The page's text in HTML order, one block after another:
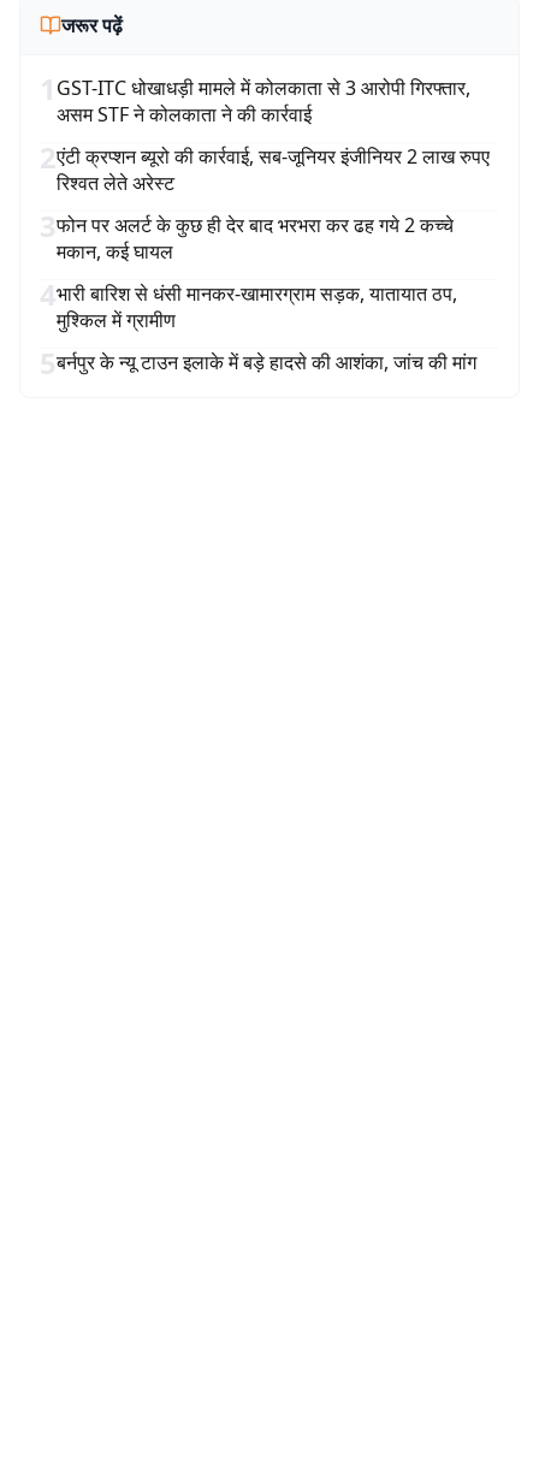
जरूर पढ़ें
1 GST-ITC धोखाधड़ी मामले में कोलकाता से 3 आरोपी गिरफ्तार,
असम STF ने कोलकाता ने की कार्रवाई
2एंटी क्रप्शन ब्यूरो की कार्रवाई, सब-जूनियर इंजीनियर 2 लाख रुपए
रिश्वत लेते अरेस्ट
3फोन पर अलर्ट के कुछ ही देर बाद भरभरा कर ढह गये 2 कच्चे
मकान, कई घायल
4भारी बारिश से धंसी मानकर-खामारग्राम सड़क, यातायात ठप,
मुश्किल में ग्रामीण
5बर्नपुर के न्यू टाउन इलाके में बड़े हादसे की आशंका, जांच की मांग